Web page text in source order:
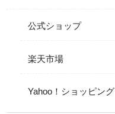
公式ショップ
楽天市場
Yahoo！ショッピング